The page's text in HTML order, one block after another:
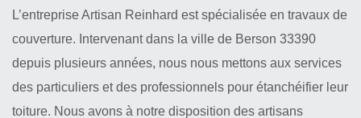
L’entreprise Artisan Reinhard est spécialisée en travaux de
couverture. Intervenant dans la ville de Berson 33390
depuis plusieurs années, nous nous mettons aux services
des particuliers et des professionnels pour étanchéifier leur
toiture. Nous avons à notre disposition des artisans